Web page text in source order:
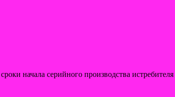
начала серийного производства